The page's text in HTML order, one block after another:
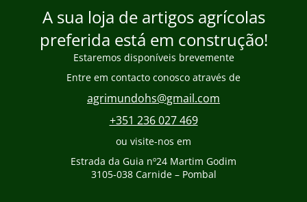
A sua loja de artigos agrícolas
preferida está em construção!
Estaremos disponíveis brevemente
Entre em contacto conosco através de
agrimundohs@gmail.com
+351 236 027 469
ou visite-nos em
Estrada da Guia nº24 Martim Godim
3105-038 Carnide – Pombal